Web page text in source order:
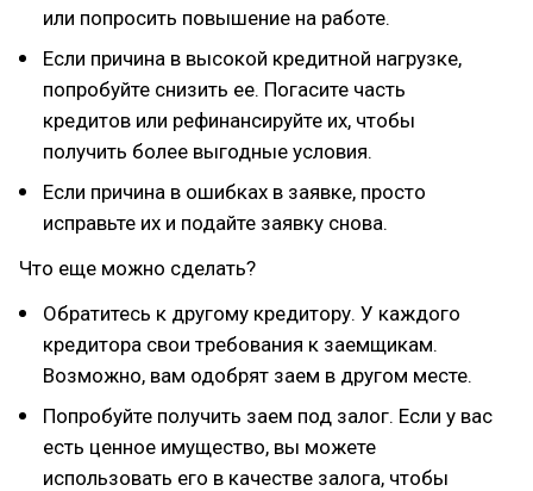
или попросить повышение на работе.
Если причина в высокой кредитной нагрузке,
попробуйте снизить ее. Погасите часть
кредитов или рефинансируйте их, чтобы
получить более выгодные условия.
Если причина в ошибках в заявке, просто
исправьте их и подайте заявку снова.
Что еще можно сделать?
Обратитесь к другому кредитору. У каждого
кредитора свои требования к заемщикам.
Возможно, вам одобрят заем в другом месте.
Попробуйте получить заем под залог. Если у вас
есть ценное имущество, вы можете
использовать его в качестве залога, чтобы